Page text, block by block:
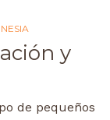
y
de pequeños